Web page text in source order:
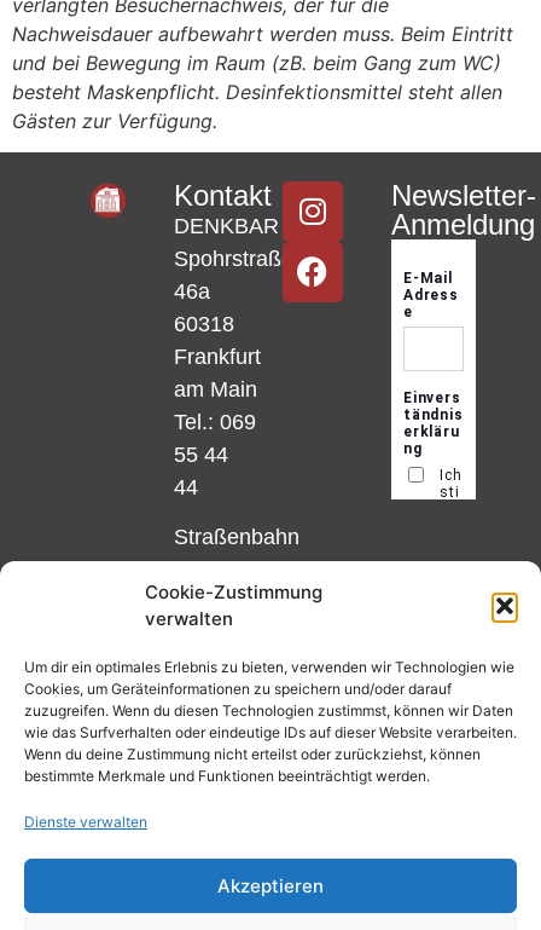
Cookie-Zustimmung
verwalten
Um dir ein optimales Erlebnis zu bieten, verwenden wir Technologien wie
Cookies, um Geräteinformationen zu speichern und/oder darauf
zuzugreifen. Wenn du diesen Technologien zustimmst, können wir Daten
wie das Surfverhalten oder eindeutige IDs auf dieser Website verarbeiten.
Wenn du deine Zustimmung nicht erteilst oder zurückziehst, können
bestimmte Merkmale und Funktionen beeinträchtigt werden.
Dienste verwalten
Akzeptieren
Nachweisdauer aufbewahrt werden muss. Beim Eintritt
und bei Bewegung im Raum (zB. beim Gang zum WC)
besteht Maskenpflicht. Desinfektionsmittel steht allen
Gästen zur Verfügung.
Kontakt
DENKBAR
Spohrstraße
46a
60318
Frankfurt
am Main
Tel.: 069
55 44
44
Straßenbahn
und 12,
Matthias-
Beltz-
Platz
oder
Haltestelle
Nibelungenplatz/FH
Newsletter-
Anmeldung